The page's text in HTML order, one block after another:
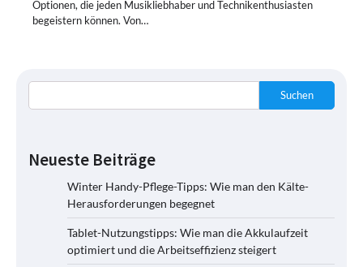
Optionen, die jeden Musikliebhaber und Technikenthusiasten
begeistern können. Von…
Suchen
Neueste Beiträge
Winter Handy-Pflege-Tipps: Wie man den Kälte-
Herausforderungen begegnet
Tablet-Nutzungstipps: Wie man die Akkulaufzeit
optimiert und die Arbeitseffizienz steigert